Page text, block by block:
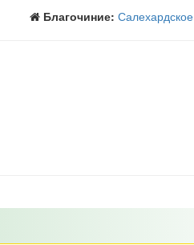
Благочиние: Салехардское